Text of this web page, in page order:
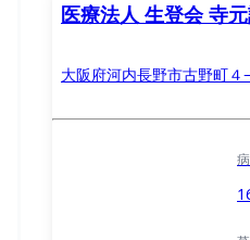
医療法人 生登会 寺
大阪府河内長野市古野町４